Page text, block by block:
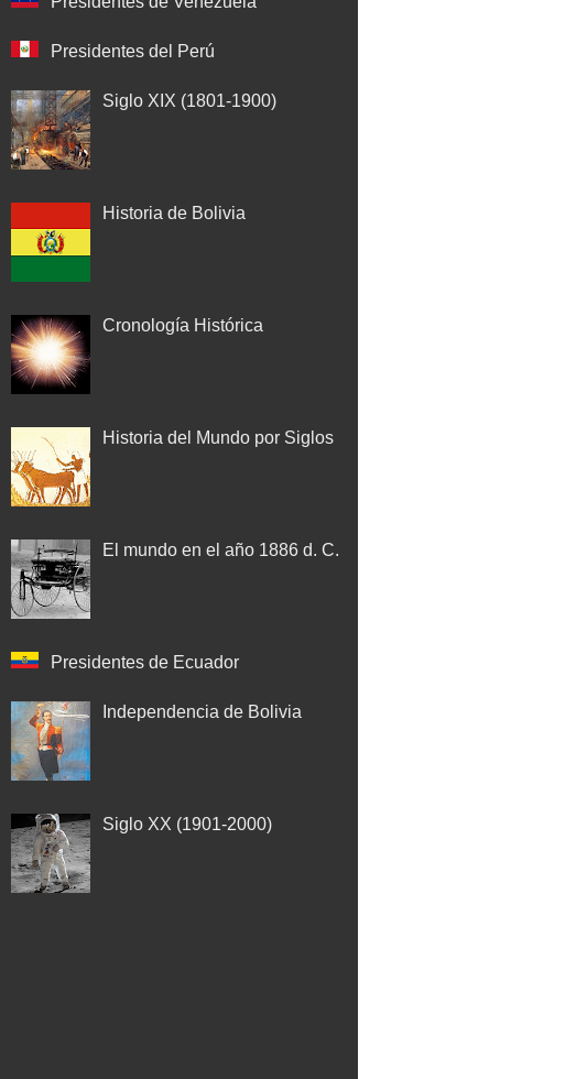
Presidentes del Perú
Siglo XIX (1801-1900)
Historia de Bolivia
Cronología Histórica
Historia del Mundo por Siglos
El mundo en el año 1886 d. C.
Presidentes de Ecuador
Independencia de Bolivia
Siglo XX (1901-2000)